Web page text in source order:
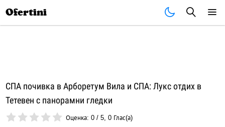
Ofertini
СПА почивка в Арборетум Вила и СПА: Лукс отдих в
Тетевен с панорамни гледки
Оценка:0 /5,0 Глас(а)